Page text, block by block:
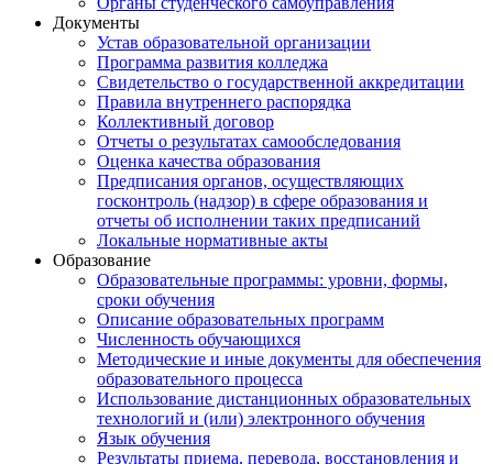
Документы
Устав образовательной организации
Программа развития колледжа
Свидетельство о государственной аккредитации
Правила внутреннего распорядка
Коллективный договор
Отчеты о результатах самообследования
Оценка качества образования
Предписания органов, осуществляющих
госконтроль (надзор) в сфере образования и
отчеты об исполнении таких предписаний
Локальные нормативные акты
Образование
Образовательные программы: уровни, формы,
сроки обучения
Описание образовательных программ
Численность обучающихся
Методические и иные документы для обеспечения
образовательного процесса
Использование дистанционных образовательных
технологий и (или) электронного обучения
Язык обучения
Результаты приема, перевода, восстановления и